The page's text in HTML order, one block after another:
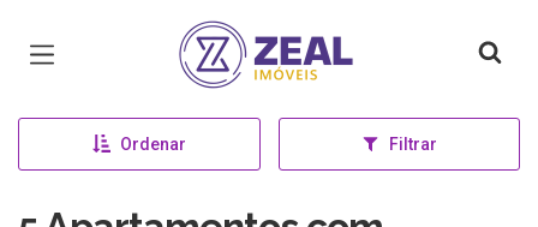
Página inicial
Ordenar Filtrar